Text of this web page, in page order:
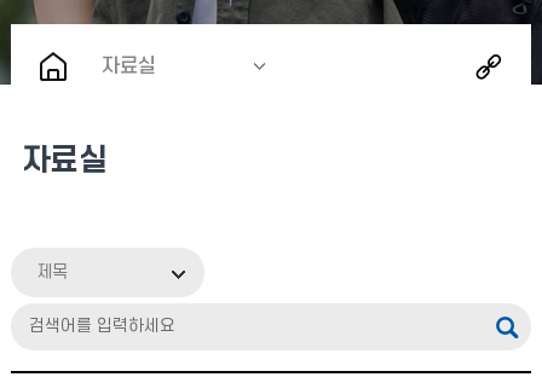
자료실
자료실
제목